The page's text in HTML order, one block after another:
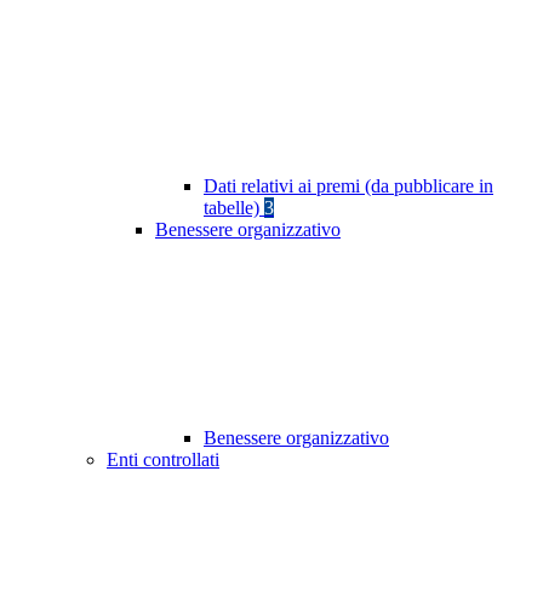
Dati relativi ai premi (da pubblicare in
tabelle) 3
Benessere organizzativo
Benessere organizzativo
Enti controllati